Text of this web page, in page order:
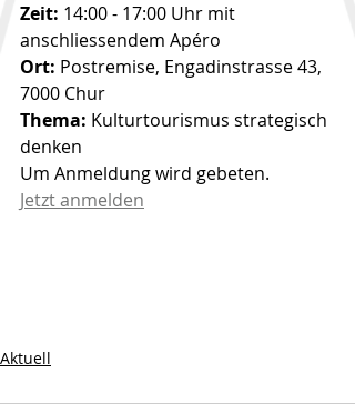
Zeit: 14:00 - 17:00 Uhr mit
anschliessendem Apéro
Ort: Postremise, Engadinstrasse 43,
7000 Chur
Thema: Kulturtourismus strategisch
denken
Um Anmeldung wird gebeten.
Jetzt anmelden
Aktuell